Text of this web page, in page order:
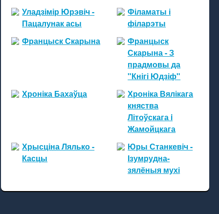
Уладзімір Юрэвіч -
Пацалунак асы
Філаматы і
філарэты
Францыск Скарына
Францыск
Скарына - З
прадмовы да
"Кнігі Юдзіф"
Хроніка Бахаўца
Хроніка Вялікага
княства
Літоўскага i
Жамойцкага
Хрысціна Лялько -
Касцы
Юры Станкевіч -
Ізумрудна-
зялёныя мухі